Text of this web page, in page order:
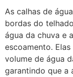
As calhas de
bordas do
água da chuva e
escoamento.
volume de água
garantindo que a